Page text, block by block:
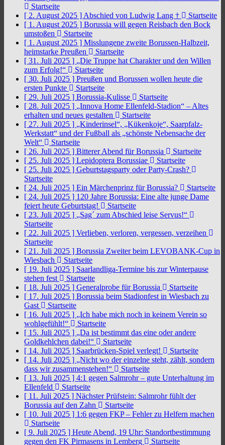
Startseite
[ 2. August 2025 ] Abschied von Ludwig Lang †
Startseite
[ 1. August 2025 ] Borussia will gegen Reisbach den Bock
umstoßen
Startseite
[ 1. August 2025 ] Misslungene zweite Borussen-Halbzeit,
heimstarke Preußen
Startseite
[ 31. Juli 2025 ] „Die Truppe hat Charakter und den Willen
zum Erfolg!“
Startseite
[ 30. Juli 2025 ] Preußen und Borussen wollen heute die
ersten Punkte
Startseite
[ 29. Juli 2025 ] Borussia-Kulisse
Startseite
[ 28. Juli 2025 ] „Innova Home Ellenfeld-Stadion“ – Altes
erhalten und neues gestalten
Startseite
[ 27. Juli 2025 ] „Kinderinsel“, „Kükenkoje“, Saarpfalz-
Werkstatt“ und der Fußball als „schönste Nebensache der
Welt“
Startseite
[ 26. Juli 2025 ] Bitterer Abend für Borussia
Startseite
[ 25. Juli 2025 ] Lepidoptera Borussiae
Startseite
[ 25. Juli 2025 ] Geburtstagsparty oder Party-Crash?
Startseite
[ 24. Juli 2025 ] Ein Märchenprinz für Borussia?
Startseite
[ 24. Juli 2025 ] 120 Jahre Borussia: Eine alte junge Dame
feiert heute Geburtstag!
Startseite
[ 23. Juli 2025 ] „Sag´ zum Abschied leise Servus!“
Startseite
[ 22. Juli 2025 ] Verlieben, verloren, vergessen, verzeihen
Startseite
[ 21. Juli 2025 ] Borussia Zweiter beim LEVOBANK-Cup in
Wiesbach
Startseite
[ 19. Juli 2025 ] Saarlandliga-Termine bis zur Winterpause
stehen fest
Startseite
[ 18. Juli 2025 ] Generalprobe für Borussia
Startseite
[ 17. Juli 2025 ] Borussia beim Stadionfest in Wiesbach zu
Gast
Startseite
[ 16. Juli 2025 ] „Ich habe mich noch in keinem Verein so
wohlgefühlt!“
Startseite
[ 15. Juli 2025 ] „Da ist bestimmt das eine oder andere
Goldkehlchen dabei!“
Startseite
[ 14. Juli 2025 ] Saarbrücken-Spiel verlegt!
Startseite
[ 14. Juli 2025 ] „Nicht wo der einzelne steht, zählt, sondern
dass wir zusammenstehen!“
Startseite
[ 13. Juli 2025 ] 4:1 gegen Salmrohr – gute Unterhaltung im
Ellenfeld
Startseite
[ 11. Juli 2025 ] Nächster Prüfstein: Salmrohr fühlt der
Borussia auf den Zahn
Startseite
[ 10. Juli 2025 ] 1:6 gegen FKP – Fehler zu Helfern machen
Startseite
[ 9. Juli 2025 ] Heute Abend, 19 Uhr: Standortbestimmung
gegen den FK Pirmasens in Lemberg
Startseite